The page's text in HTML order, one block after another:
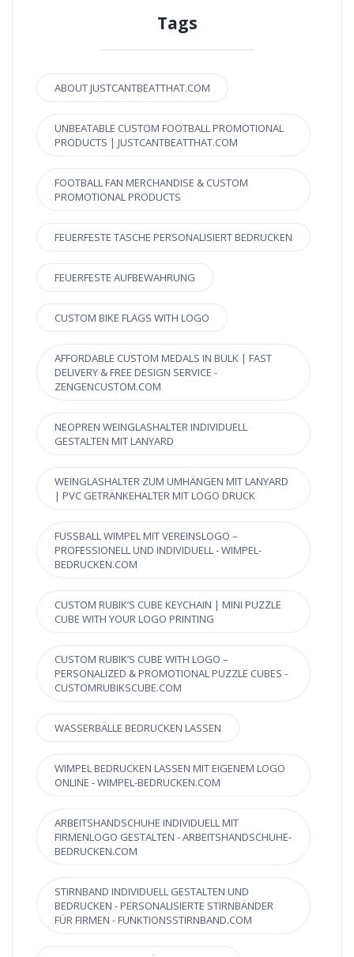
Tags
ABOUT JUSTCANTBEATTHAT.COM
UNBEATABLE CUSTOM FOOTBALL PROMOTIONAL
PRODUCTS | JUSTCANTBEATTHAT.COM
FOOTBALL FAN MERCHANDISE & CUSTOM
PROMOTIONAL PRODUCTS
FEUERFESTE TASCHE PERSONALISIERT BEDRUCKEN
FEUERFESTE AUFBEWAHRUNG
CUSTOM BIKE FLAGS WITH LOGO
AFFORDABLE CUSTOM MEDALS IN BULK | FAST
DELIVERY & FREE DESIGN SERVICE -
ZENGENCUSTOM.COM
NEOPREN WEINGLASHALTER INDIVIDUELL
GESTALTEN MIT LANYARD
WEINGLASHALTER ZUM UMHÄNGEN MIT LANYARD
| PVC GETRÄNKEHALTER MIT LOGO DRUCK
FUSSBALL WIMPEL MIT VEREINSLOGO – P
ROFESSIONELL UND INDIVIDUELL - WIMPEL-B
EDRUCKEN.COM
CUSTOM RUBIK’S CUBE KEYCHAIN | MINI PUZZLE
CUBE WITH YOUR LOGO PRINTING
CUSTOM RUBIK’S CUBE WITH LOGO –
PERSONALIZED & PROMOTIONAL PUZZLE CUBES -
CUSTOMRUBIKSCUBE.COM
WASSERBÄLLE BEDRUCKEN LASSEN
WIMPEL BEDRUCKEN LASSEN MIT EIGENEM LOGO
ONLINE - WIMPEL-BEDRUCKEN.COM
ARBEITSHANDSCHUHE INDIVIDUELL MIT
FIRMENLOGO GESTALTEN - ARBEITSHANDSCHUHE-
BEDRUCKEN.COM
STIRNBAND INDIVIDUELL GESTALTEN UND
BEDRUCKEN - PERSONALISIERTE STIRNBÄNDER
FÜR FIRMEN - FUNKTIONSSTIRNBAND.COM